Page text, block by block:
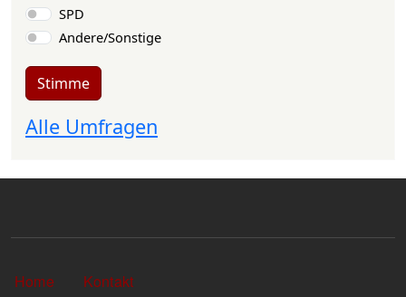
SPD
Andere/Sonstige
Stimme
Alle Umfragen
Sekundärlinks
Home Kontakt